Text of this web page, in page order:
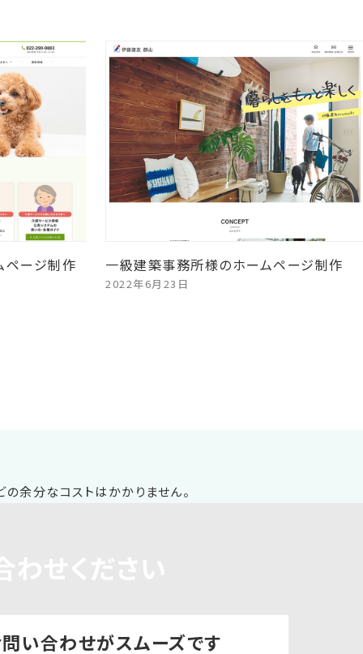
ページ制作 一級建築事務所様のホームページ制作
2022年6月23日
い合わせがスムーズです